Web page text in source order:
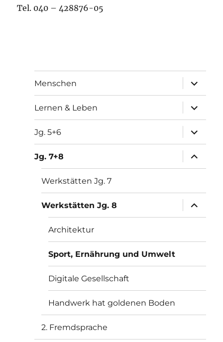
Tel. 040 – 428876-05
Menschen
öffnen
Lernen & Leben
öffnen
Jg. 5+6
öffnen
Jg. 7+8
öffnen
Werkstätten Jg. 7
Werkstätten Jg. 8
öffnen
Architektur
Sport, Ernährung und Umwelt
Digitale Gesellschaft
Handwerk hat goldenen Boden
2. Fremdsprache